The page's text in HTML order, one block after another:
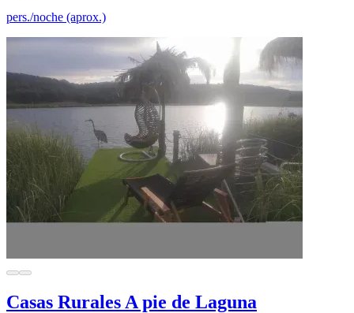
pers./noche (aprox.)
Casas Rurales A pie de Laguna